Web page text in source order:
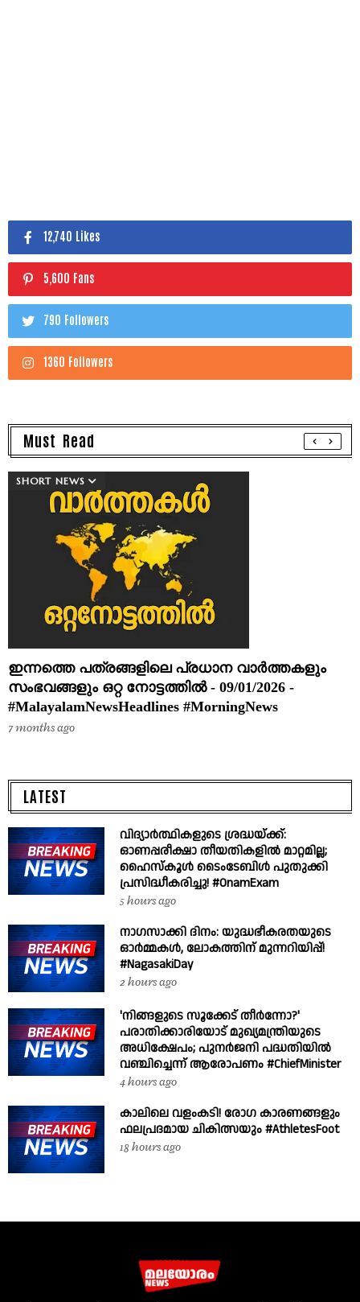
12,740 Likes
5,600 Fans
790 Followers
1360 Followers
Must Read
SHORT NEWS
ഇന്നത്തെ പത്രങ്ങളിലെ പ്രധാന വാർത്തകളും
സംഭവങ്ങളും ഒറ്റ നോട്ടത്തിൽ - 09/01/2026 -
#MalayalamNewsHeadlines #MorningNews
7 months ago
LATEST
വിദ്യാർത്ഥികളുടെ ശ്രദ്ധയ്ക്ക്:
ഓണപ്പരീക്ഷാ തീയതികളിൽ മാറ്റമില്ല;
ഹൈസ്കൂൾ ടൈംടേബിൾ പുതുക്കി
പ്രസിദ്ധീകരിച്ചു! #OnamExam
5 hours ago
നാഗസാക്കി ദിനം: യുദ്ധഭീകരതയുടെ
ഓർമ്മകൾ, ലോകത്തിന് മുന്നറിയിപ്പ്!
#NagasakiDay
2 hours ago
'നിങ്ങളുടെ സൂക്കേട് തീർന്നോ?'
പരാതിക്കാരിയോട് മുഖ്യമന്ത്രിയുടെ
അധിക്ഷേപം; പുനർജനി പദ്ധതിയിൽ
വഞ്ചിച്ചെന്ന് ആരോപണം #ChiefMinister
4 hours ago
കാലിലെ വളംകടി! രോഗ കാരണങ്ങളും
ഫലപ്രദമായ ചികിത്സയും #AthletesFoot
18 hours ago